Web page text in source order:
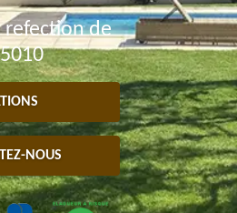
de
NOUS